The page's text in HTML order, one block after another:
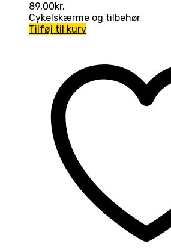
89,00kr.
Cykelskærme og tilbehør
Tilføj til kurv